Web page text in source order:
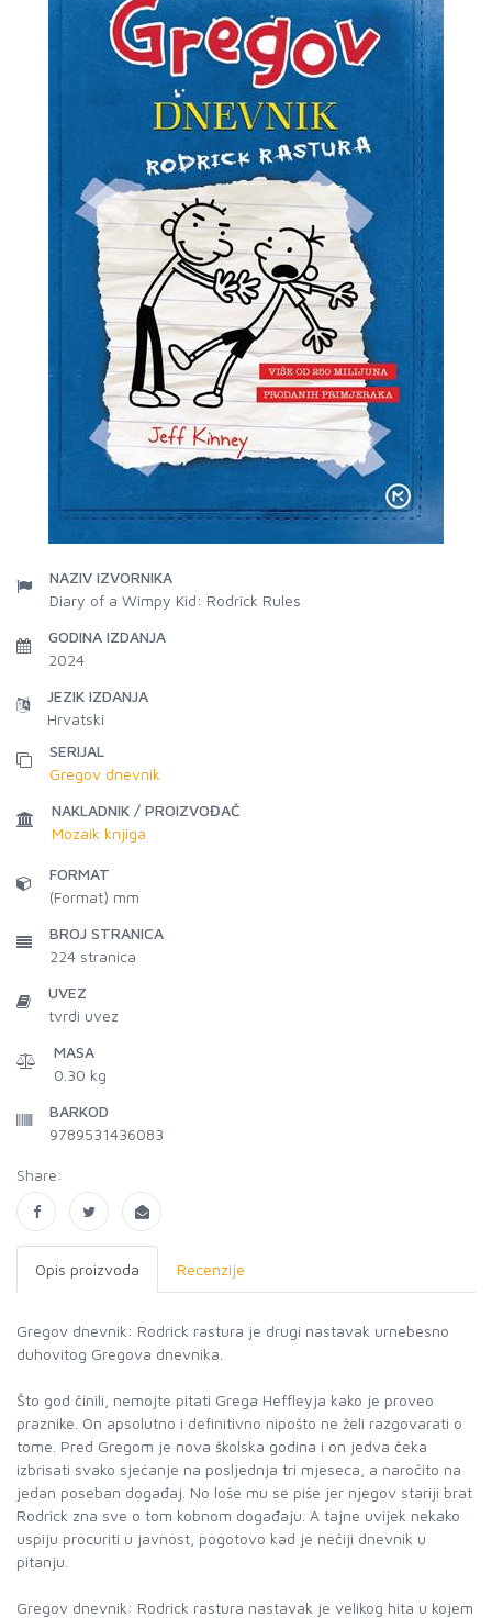
NAZIV IZVORNIKA
Diary of a Wimpy Kid: Rodrick Rules
GODINA IZDANJA
2024
JEZIK IZDANJA
Hrvatski
SERIJAL
Gregov dnevnik
NAKLADNIK / PROIZVOĐAČ
Mozaik knjiga
FORMAT
(Format) mm
BROJ STRANICA
224 stranica
UVEZ
tvrdi uvez
MASA
0.30 kg
BARKOD
9789531436083
Share:
Opis proizvoda Recenzije
Gregov dnevnik: Rodrick rastura je drugi nastavak urnebesno
duhovitog Gregova dnevnika.
Što god činili, nemojte pitati Grega Heffleyja kako je proveo
praznike. On apsolutno i definitivno nipošto ne želi razgovarati o
tome. Pred Gregom je nova školska godina i on jedva čeka
izbrisati svako sjećanje na posljednja tri mjeseca, a naročito na
jedan poseban događaj. No loše mu se piše jer njegov stariji brat
Rodrick zna sve o tom kobnom događaju. A tajne uvijek nekako
uspiju procuriti u javnost, pogotovo kad je nečiji dnevnik u
pitanju.
Gregov dnevnik: Rodrick rastura nastavak je velikog hita u kojem